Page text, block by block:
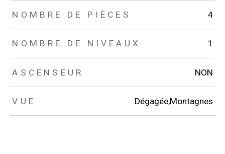
NOMBRE DE PIÈCES 4
NOMBRE DE NIVEAUX 1
ASCENSEUR NON
VUE Dégagée,Montagnes